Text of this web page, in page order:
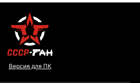
Версия для ПК